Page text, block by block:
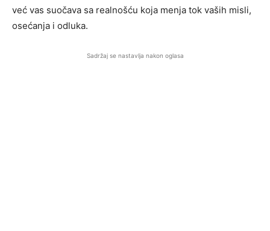
već vas suočava sa realnošću koja menja tok vaših misli,
osećanja i odluka.
Sadržaj se nastavlja nakon oglasa